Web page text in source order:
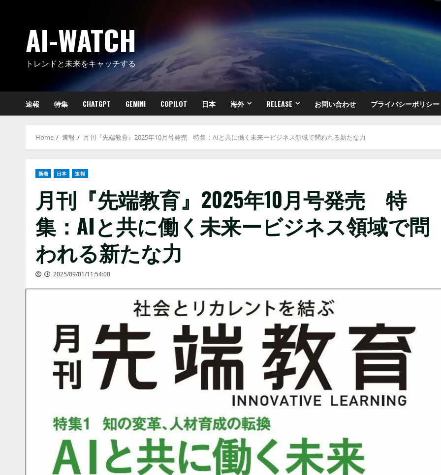
AI-WATCH
トレンドと未来をキャッチする
速報 特集 CHATGPT GEMINI COPILOT 日本 海外 RELEASE お問い合わせ プライバシーポリシー
Home 速報 月刊『先端教育』2025年10月号発売 特集：AIと共に働く未来ービジネス領域で問われる新たな力
新着 日本 速報
月刊『先端教育』2025年10月号発売 特
集：AIと共に働く未来ービジネス領域で問
われる新たな力
2025/09/01/11:54:00